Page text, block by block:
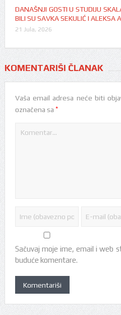
DANAŠNJI GOSTI U STUDIJU
BILI SU SAVKA SEKULIĆ I ALEKSA
21 Jula, 2026
KOMENTARIŠI ČLANAK
Vaša email adresa neće biti
označena sa *
Sačuvaj moje ime, email i web
buduće komentare.